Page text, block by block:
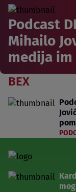
Podcast
Mihailo
medija im
BEX